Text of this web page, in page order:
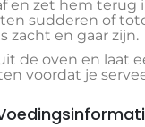
en zet hem terug
sudderen of
zacht en gaar zijn.
de oven en laat
voordat je